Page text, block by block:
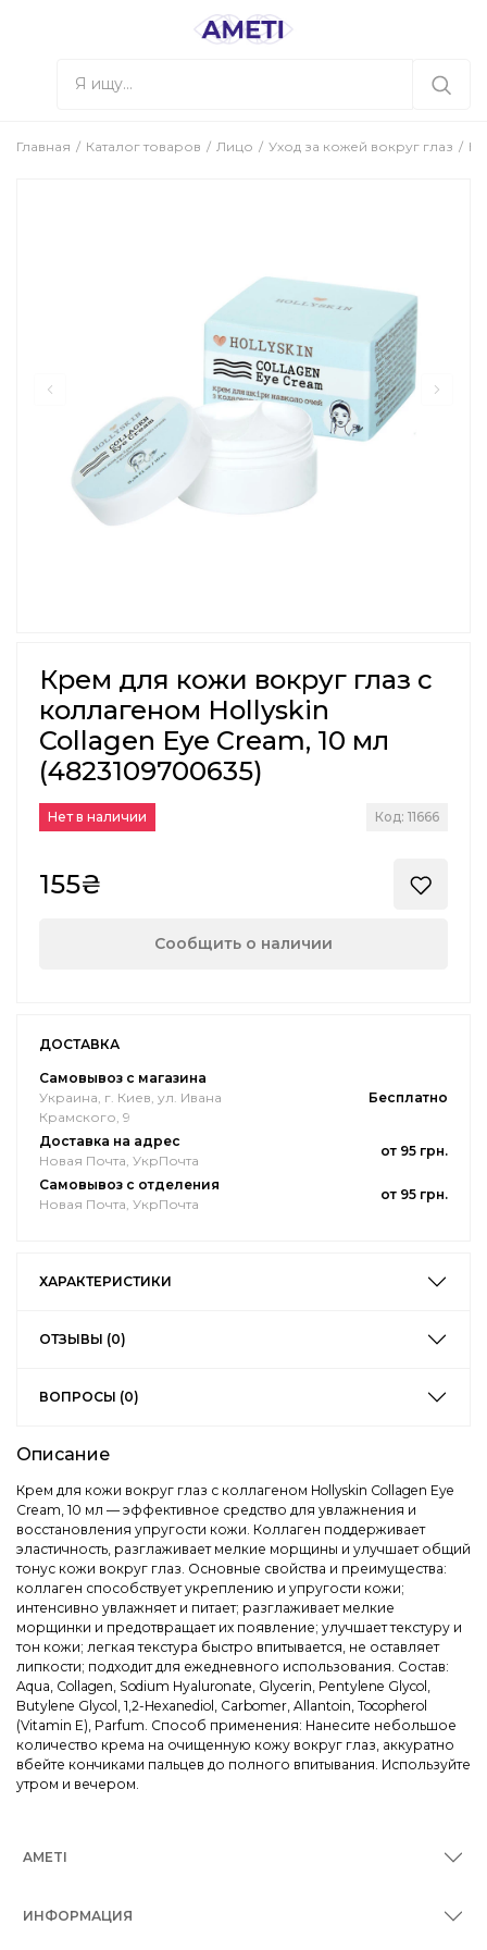
Главная Каталог товаров Лицо Уход за кожей вокруг глаз
Крем для кожи вокруг глаз с
коллагеном Hollyskin
Collagen Eye Cream, 10 мл
(4823109700635)
Нет в наличии Код: 11666
155₴
Сообщить о наличии
ДОСТАВКА
Самовывоз с магазина
Украина, г. Киев, ул. Ивана
Крамского, 9
Бесплатно
Доставка на адрес
Новая Почта, УкрПочта
от 95 грн.
Самовывоз с отделения
Новая Почта, УкрПочта
от 95 грн.
ХАРАКТЕРИСТИКИ
ОТЗЫВЫ (0)
ВОПРОСЫ (0)
Описание
Крем для кожи вокруг глаз с коллагеном Hollyskin Collagen Eye
Cream, 10 мл — эффективное средство для увлажнения и
восстановления упругости кожи. Коллаген поддерживает
эластичность, разглаживает мелкие морщины и улучшает общий
тонус кожи вокруг глаз. Основные свойства и преимущества:
коллаген способствует укреплению и упругости кожи;
интенсивно увлажняет и питает; разглаживает мелкие
морщинки и предотвращает их появление; улучшает текстуру и
тон кожи; легкая текстура быстро впитывается, не оставляет
липкости; подходит для ежедневного использования. Состав:
Aqua, Collagen, Sodium Hyaluronate, Glycerin, Pentylene Glycol,
Butylene Glycol, 1,2-Hexanediol, Carbomer, Allantoin, Tocopherol
(Vitamin E), Parfum. Способ применения: Нанесите небольшое
количество крема на очищенную кожу вокруг глаз, аккуратно
вбейте кончиками пальцев до полного впитывания. Используйте
утром и вечером.
AMETI
ИНФОРМАЦИЯ